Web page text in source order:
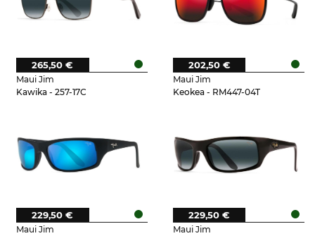
Maui Jim
Kawika - 257-17C
265,50 €
Maui Jim
Keokea - RM447-04T
202,50 €
Maui Jim
229,50 €
Maui Jim
229,50 €